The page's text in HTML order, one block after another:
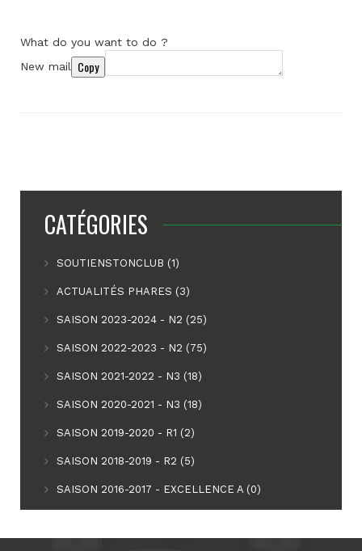
What do you want to do ?
New mail
Copy
CATÉGORIES
SOUTIENSTONCLUB (1)
ACTUALITÉS PHARES (3)
SAISON 2023-2024 - N2 (25)
SAISON 2022-2023 - N2 (75)
SAISON 2021-2022 - N3 (18)
SAISON 2020-2021 - N3 (18)
SAISON 2019-2020 - R1 (2)
SAISON 2018-2019 - R2 (5)
SAISON 2016-2017 - EXCELLENCE A (0)